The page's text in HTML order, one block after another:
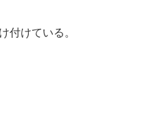
付けている。